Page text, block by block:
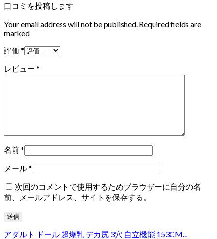
口コミを投稿します
Your email address will not be published. Required fields are
marked
評価 *
レビュー *
名前*
メール*
次回のコメントで使用するためブラウザーに自分の名
前、メールアドレス、サイトを保存する。
アダルト ドール 超爆乳 デカ尻 3穴 自立機能 153CM...